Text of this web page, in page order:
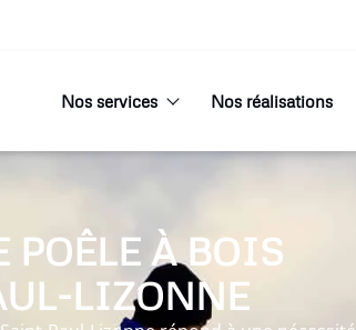
Nos services Nos réalisations
POÊLE À BOIS
LIZONNE